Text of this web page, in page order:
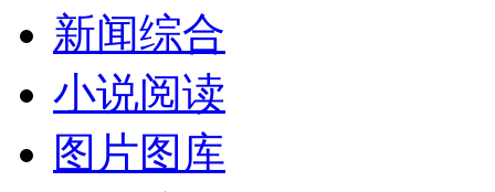
新闻综合
小说阅读
图片图库